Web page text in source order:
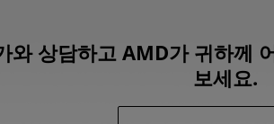
와 상담하고 AMD가 귀하께
보세요.